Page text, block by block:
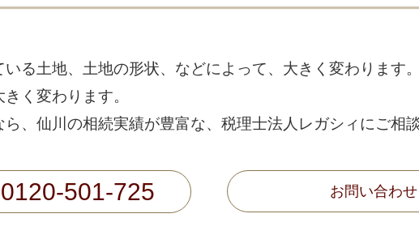
る土地、土地の形状、などによって、大きく変わります
く変わります。
、仙川の相続実績が豊富な、税理士法人レガシィにご相談
0120-501-725 お問い合わせ